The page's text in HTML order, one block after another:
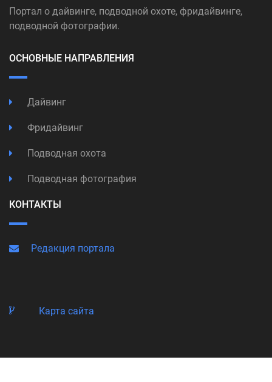
Портал о дайвинге, подводной охоте, фридайвинге,
подводной фотографии.
ОСНОВНЫЕ НАПРАВЛЕНИЯ
Дайвинг
Фридайвинг
Подводная охота
Подводная фотография
КОНТАКТЫ
Редакция портала
Карта сайта